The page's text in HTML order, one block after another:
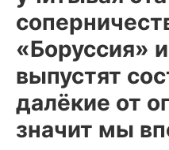
«Боруссия»
выпустят
далёкие от
значит мы